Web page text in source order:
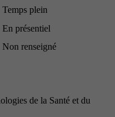
Temps plein
En présentiel
Non renseigné
de la Santé et du